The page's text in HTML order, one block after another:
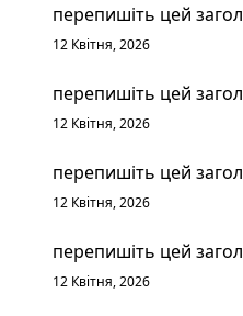
перепишіть цей
12 Квітня, 2026
перепишіть цей
12 Квітня, 2026
перепишіть цей
12 Квітня, 2026
перепишіть цей
12 Квітня, 2026